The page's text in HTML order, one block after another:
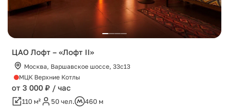
ЦАО Лофт – «Лофт II»
Москва, Варшавское шоссе, 33с13
МЦК Верхние Котлы
от 3 000 ₽ / час
110 м² 50 чел. 460 м